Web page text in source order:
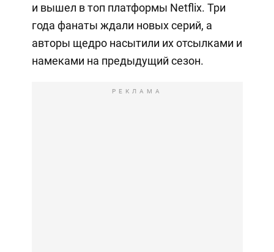
и вышел в топ платформы Netflix. Три
года фанаты ждали новых серий, а
авторы щедро насытили их отсылками и
намеками на предыдущий сезон.
РЕКЛАМА